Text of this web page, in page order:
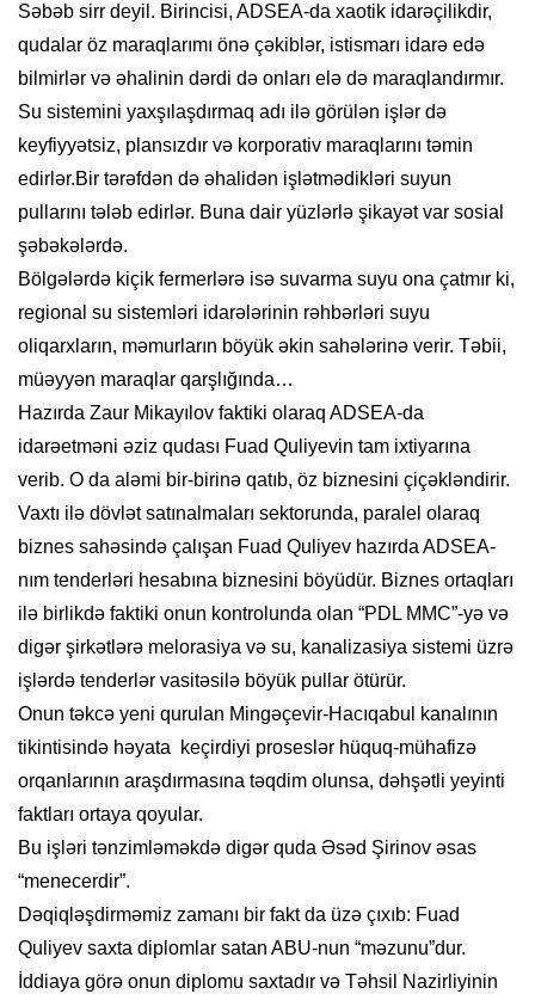
Səbəb sirr deyil. Birincisi, ADSEA-da xaotik idarəçilikdir,
qudalar öz maraqlarımı önə çəkiblər, istismarı idarə edə
bilmirlər və əhalinin dərdi də onları elə də maraqlandırmır.
Su sistemini yaxşılaşdırmaq adı ilə görülən işlər də
keyfiyyətsiz, plansızdır və korporativ maraqlarını təmin
edirlər.Bir tərəfdən də əhalidən işlətmədikləri suyun
pullarını tələb edirlər. Buna dair yüzlərlə şikayət var sosial
şəbəkələrdə.
Bölgələrdə kiçik fermerlərə isə suvarma suyu ona çatmır ki,
regional su sistemləri idarələrinin rəhbərləri suyu
oliqarxların, məmurların böyük əkin sahələrinə verir. Təbii,
müəyyən maraqlar qarşlığında…
Hazırda Zaur Mikayılov faktiki olaraq ADSEA-da
idarəetməni əziz qudası Fuad Quliyevin tam ixtiyarına
verib. O da aləmi bir-birinə qatıb, öz biznesini çiçəkləndirir.
Vaxtı ilə dövlət satınalmaları sektorunda, paralel olaraq
biznes sahəsində çalışan Fuad Quliyev hazırda ADSEA-
nım tenderləri hesabına biznesini böyüdür. Biznes ortaqları
ilə birlikdə faktiki onun kontrolunda olan “PDL MMC”-yə və
digər şirkətlərə melorasiya və su, kanalizasiya sistemi üzrə
işlərdə tenderlər vasitəsilə böyük pullar ötürür.
Onun təkcə yeni qurulan Mingəçevir-Hacıqabul kanalının
tikintisində həyata keçirdiyi proseslər hüquq-mühafizə
orqanlarının araşdırmasına təqdim olunsa, dəhşətli yeyinti
faktları ortaya qoyular.
Bu işləri tənzimləməkdə digər quda Əsəd Şirinov əsas
“menecerdir”.
Dəqiqləşdirməmiz zamanı bir fakt da üzə çıxıb: Fuad
Quliyev saxta diplomlar satan ABU-nun “məzunu”dur.
İddiaya görə onun diplomu saxtadır və Təhsil Nazirliyinin